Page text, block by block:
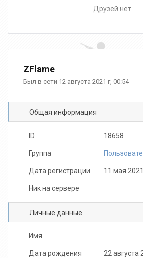
Друзей нет
ZFlame
Был в сети 12 августа 2021 г, 00:54
Общая информация
ID 18658
Группа
Дата регистрации 11 мая
Ник на сервере
Личные данные
Имя
Дата рождения 22 августа